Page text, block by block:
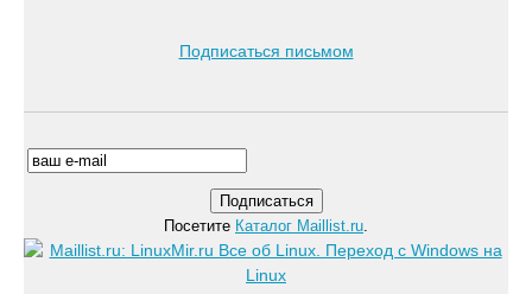
Подписаться письмом
Посетите Каталог Maillist.ru.